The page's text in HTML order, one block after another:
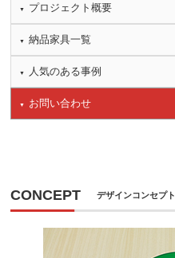
プロジェクト概要
納品家具一覧
人気のある事例
お問い合わせ
CONCEPT デザインコンセプト